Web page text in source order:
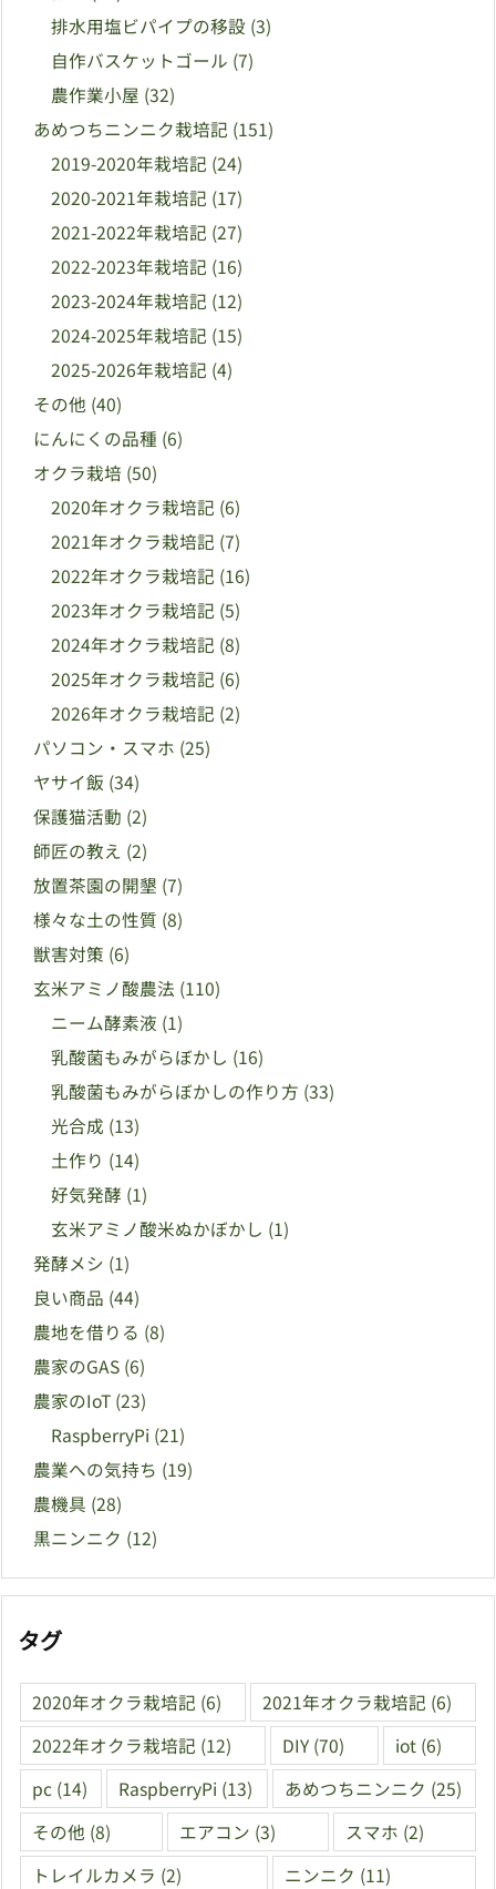
排水用塩ビパイプの移設 (3)
自作バスケットゴール (7)
農作業小屋 (32)
あめつちニンニク栽培記 (151)
2019-2020年栽培記 (24)
2020-2021年栽培記 (17)
2021-2022年栽培記 (27)
2022-2023年栽培記 (16)
2023-2024年栽培記 (12)
2024-2025年栽培記 (15)
2025-2026年栽培記 (4)
その他 (40)
にんにくの品種 (6)
オクラ栽培 (50)
2020年オクラ栽培記 (6)
2021年オクラ栽培記 (7)
2022年オクラ栽培記 (16)
2023年オクラ栽培記 (5)
2024年オクラ栽培記 (8)
2025年オクラ栽培記 (6)
2026年オクラ栽培記 (2)
パソコン・スマホ (25)
ヤサイ飯 (34)
保護猫活動 (2)
師匠の教え (2)
放置茶園の開墾 (7)
様々な土の性質 (8)
獣害対策 (6)
玄米アミノ酸農法 (110)
ニーム酵素液 (1)
乳酸菌もみがらぼかし (16)
乳酸菌もみがらぼかしの作り方 (33)
光合成 (13)
土作り (14)
好気発酵 (1)
玄米アミノ酸米ぬかぼかし (1)
発酵メシ (1)
良い商品 (44)
農地を借りる (8)
農家のGAS (6)
農家のIoT (23)
RaspberryPi (21)
農業への気持ち (19)
農機具 (28)
黒ニンニク (12)
タグ
2020年オクラ栽培記 (6) 2021年オクラ栽培記 (6)
2022年オクラ栽培記 (12) DIY (70) iot (6)
pc (14) RaspberryPi (13) あめつちニンニク (25)
その他 (8) エアコン (3) スマホ (2)
トレイルカメラ (2) ニンニク (11)